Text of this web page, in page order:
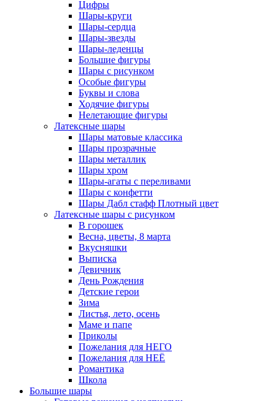
Цифры
Шары-круги
Шары-сердца
Шары-звезды
Шары-леденцы
Большие фигуры
Шары с рисунком
Особые фигуры
Буквы и слова
Ходячие фигуры
Нелетающие фигуры
Латексные шары
Шары матовые классика
Шары прозрачные
Шары металлик
Шары хром
Шары-агаты с переливами
Шары с конфетти
Шары Дабл стафф Плотный цвет
Латексные шары с рисунком
В горошек
Весна, цветы, 8 марта
Вкусняшки
Выписка
Девичник
День Рождения
Детские герои
Зима
Листья, лето, осень
Маме и папе
Приколы
Пожелания для НЕГО
Пожелания для НЕЁ
Романтика
Школа
Большие шары